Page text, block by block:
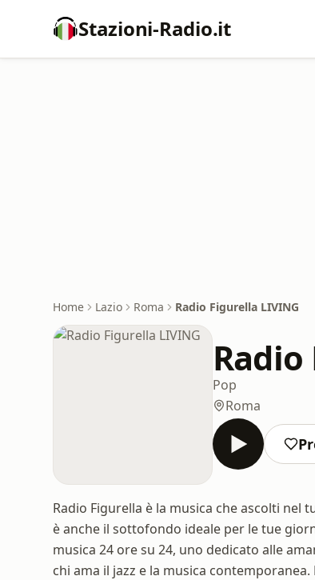
Stazioni-Radio.it
Home Lazio Roma Radio Figurella LIVING
Pop
Roma
Radio Figurella è la musica che ascolti nel
è anche il sottofondo ideale per le tue
musica 24 ore su 24, uno dedicato alle
chi ama il jazz e la musica